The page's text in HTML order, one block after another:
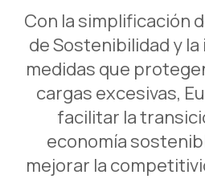
Con la simplificación
de Sostenibilidad y
medidas que
cargas excesivas,
facilitar la
economía
mejorar la